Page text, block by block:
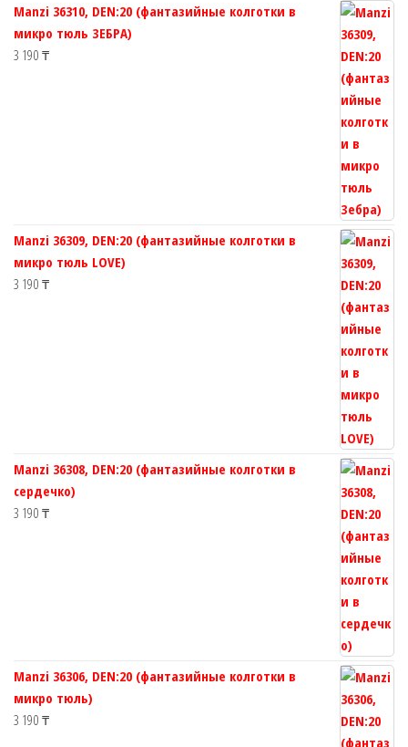
товара.
Manzi 36310, DEN:20 (фантазийные колготки в
микро тюль ЗЕБРА)
3 190 ₸
Manzi 36309, DEN:20 (фантазийные колготки в
микро тюль LOVE)
3 190 ₸
Manzi 36308, DEN:20 (фантазийные колготки в
сердечко)
3 190 ₸
Manzi 36306, DEN:20 (фантазийные колготки в
микро тюль)
3 190 ₸